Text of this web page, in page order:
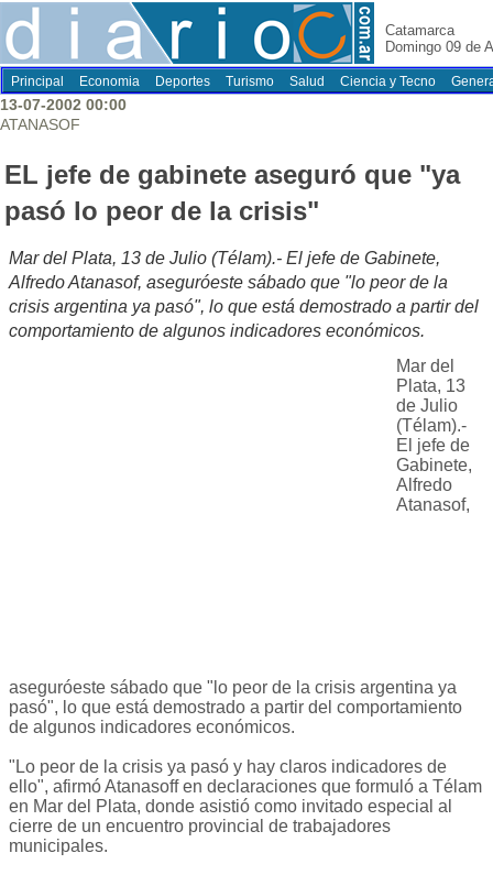
Catamarca
Domingo 09 de
Principal Economia Deportes Turismo Salud Ciencia y Tecno
13-07-2002 00:00
ATANASOF
EL jefe de gabinete aseguró que "ya
pasó lo peor de la crisis"
Mar del Plata, 13 de Julio (Télam).- El jefe de Gabinete,
Alfredo Atanasof, aseguróeste sábado que "lo peor de la
crisis argentina ya pasó", lo que está demostrado a partir del
comportamiento de algunos indicadores económicos.
Mar del
Plata, 13
de Julio
(Télam).-
El jefe de
Gabinete,
Alfredo
Atanasof,
aseguróeste sábado que "lo peor de la crisis argentina ya
pasó", lo que está demostrado a partir del comportamiento
de algunos indicadores económicos.
"Lo peor de la crisis ya pasó y hay claros indicadores de
ello", afirmó Atanasoff en declaraciones que formuló a Télam
en Mar del Plata, donde asistió como invitado especial al
cierre de un encuentro provincial de trabajadores
municipales.